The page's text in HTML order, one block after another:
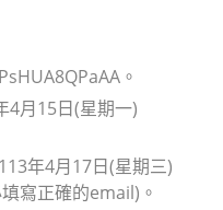
。
4月15日(星期一)
年4月17日(星期三)
寫正確的email)。